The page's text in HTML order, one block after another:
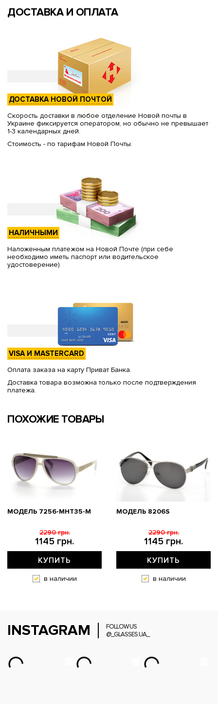
ДОСТАВКА И ОПЛАТА
ДОСТАВКА НОВОЙ ПОЧТОЙ
Скорость доставки в любое отделение Новой почты в
Украине фиксируется оператором, но обычно не превышает
1-3 календарных дней.
Стоимость - по тарифам Новой Почты.
НАЛИЧНЫМИ
Наложенным платежом на Новой Почте (при себе
необходимо иметь паспорт или водительское
удостоверение)
VISA И MASTERCARD
Оплата заказа на карту Приват Банка.
Доставка товара возможна только после подтверждения
платежа.
ПОХОЖИЕ ТОВАРЫ
МОДЕЛЬ 7256-MHT35-M
1145 грн.
2290 грн.
КУПИТЬ
в наличии
МОДЕЛЬ 8206S
1145 грн.
2290 грн.
КУПИТЬ
в наличии
INSTAGRAM
FOLLOW US
@_GLASSES.UA_